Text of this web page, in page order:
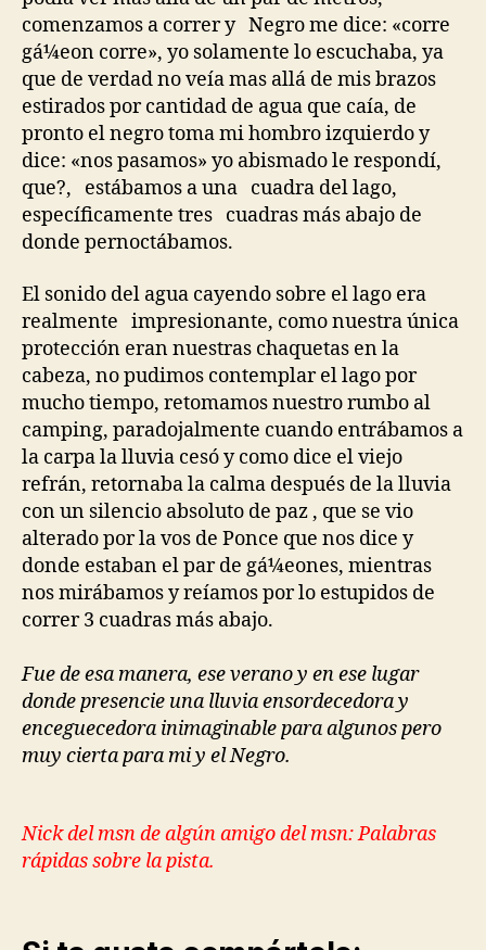
comenzamos a correr y Negro me dice: «corre
gá¼eon corre», yo solamente lo escuchaba, ya
que de verdad no veía mas allá de mis brazos
estirados por cantidad de agua que caía, de
pronto el negro toma mi hombro izquierdo y
dice: «nos pasamos» yo abismado le respondí,
que?, estábamos a una cuadra del lago,
específicamente tres cuadras más abajo de
donde pernoctábamos.
El sonido del agua cayendo sobre el lago era
realmente impresionante, como nuestra única
protección eran nuestras chaquetas en la
cabeza, no pudimos contemplar el lago por
mucho tiempo, retomamos nuestro rumbo al
camping, paradojalmente cuando entrábamos a
la carpa la lluvia cesó y como dice el viejo
refrán, retornaba la calma después de la lluvia
con un silencio absoluto de paz , que se vio
alterado por la vos de Ponce que nos dice y
donde estaban el par de gá¼eones, mientras
nos mirábamos y reíamos por lo estupidos de
correr 3 cuadras más abajo.
Fue de esa manera, ese verano y en ese lugar
donde presencie una lluvia ensordecedora y
enceguecedora inimaginable para algunos pero
muy cierta para mi y el Negro.
Nick del msn de algún amigo del msn: Palabras
rápidas sobre la pista.